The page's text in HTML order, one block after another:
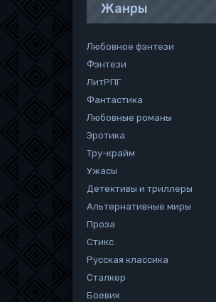
Жанры
Любовное фэнтези
Фэнтези
ЛитРПГ
Фантастика
Любовные романы
Эротика
Тру-крайм
Ужасы
Детективы и триллеры
Альтернативные миры
Проза
Стикс
Русская классика
Сталкер
Боевик